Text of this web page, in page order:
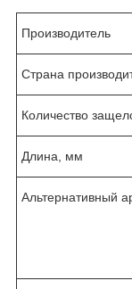
Производитель
Страна
Количество
Длина, мм
Альтернативный